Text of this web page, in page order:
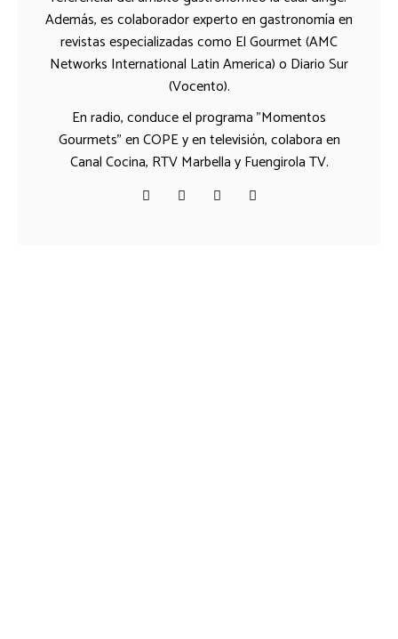
Además, es colaborador experto en gastronomía en
revistas especializadas como El Gourmet (AMC
Networks International Latin America) o Diario Sur
(Vocento).
En radio, conduce el programa "Momentos
Gourmets" en COPE y en televisión, colabora en
Canal Cocina, RTV Marbella y Fuengirola TV.